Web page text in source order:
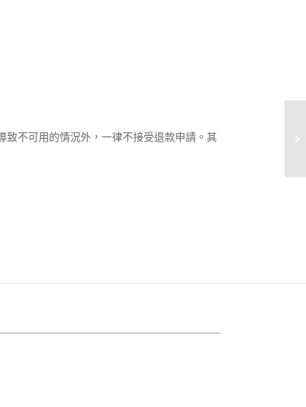
不可用的情況外，一律不接受退款申請。其